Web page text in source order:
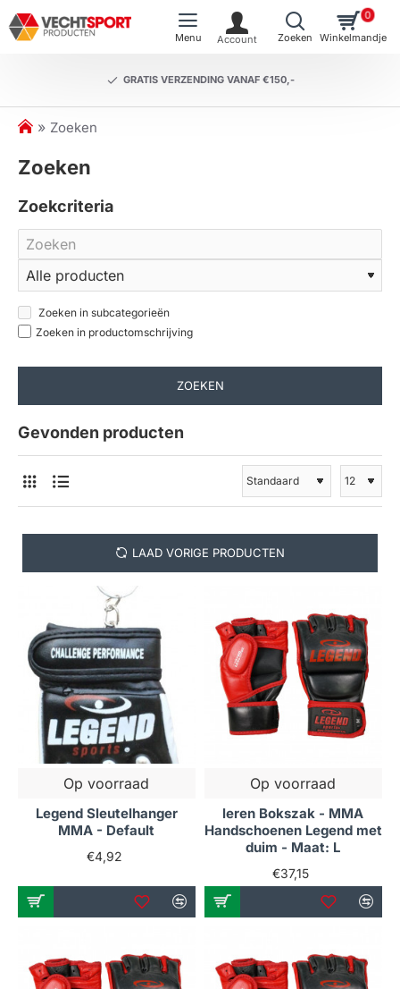
GRATIS VERZENDING VANAF €150,-
0
h
m
Zoeken
Zoeken
Zoekcriteria
Zoeken in subcategorieën
Zoeken in productomschrijving
ZOEKEN
Gevonden producten
LAAD VORIGE PRODUCTEN
Op voorraad
Legend Sleutelhanger
MMA - Default
€4,92
Op voorraad
leren Bokszak - MMA
Handschoenen Legend met
duim - Maat: L
€37,15